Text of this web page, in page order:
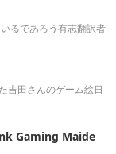
るであろう有志翻訳者
吉田さんのゲーム絵日
Gaming Maide